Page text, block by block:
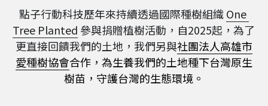
活動消息
爸氣回收月抽獎
FUN一夏抽獎
公益活動
BUN學計畫
聯繫我們
點子行動科技歷年來持續透過國際種樹組織 One
Tree Planted 參與捐贈植樹活動，自2025起，為了
更直接回饋我們的土地，我們另與社團法人高雄市
愛種樹協會合作，為生養我們的土地種下台灣原生
樹苗，守護台灣的生態環境。